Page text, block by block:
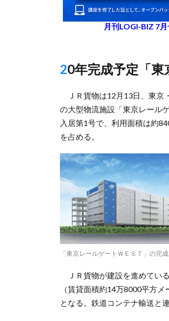
月刊LOGI-BIZ 7
20年完成予定「
ＪＲ貨物は12月13日、東京
の大型物流施設「東京レール
入居第1号で、利用面積は約
を占める。
「東京レールゲートＷＥＳＴ」の完
ＪＲ貨物が建設を進めてい
（賃貸面積約14万8000平方
となる。鉄道コンテナ輸送と